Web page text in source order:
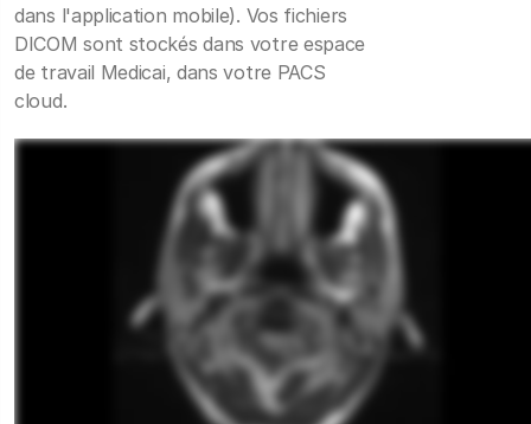
dans l'application mobile). Vos fichiers
DICOM sont stockés dans votre espace
de travail Medicai, dans votre PACS
cloud.